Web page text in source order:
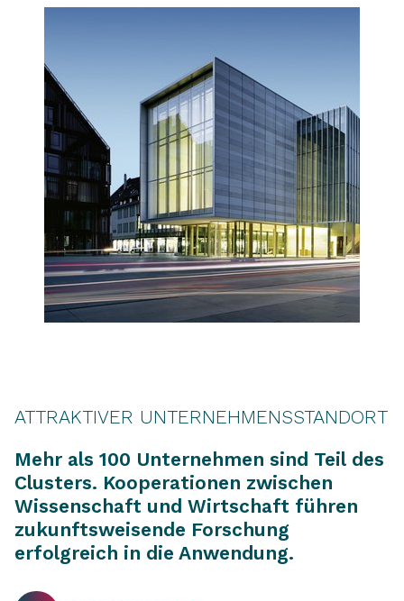
ATTRAKTIVER UNTERNEHMENSSTANDORT
Mehr als 100 Unternehmen sind Teil des
Clusters. Kooperationen zwischen
Wissenschaft und Wirtschaft führen
zukunftsweisende Forschung
erfolgreich in die Anwendung.